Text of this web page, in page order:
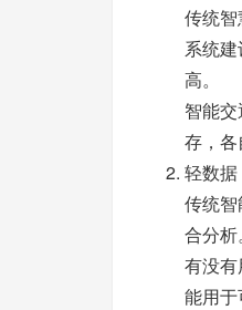
传统
系统
高。
智能
存，各
轻数据
传统
合分
有没
能用于